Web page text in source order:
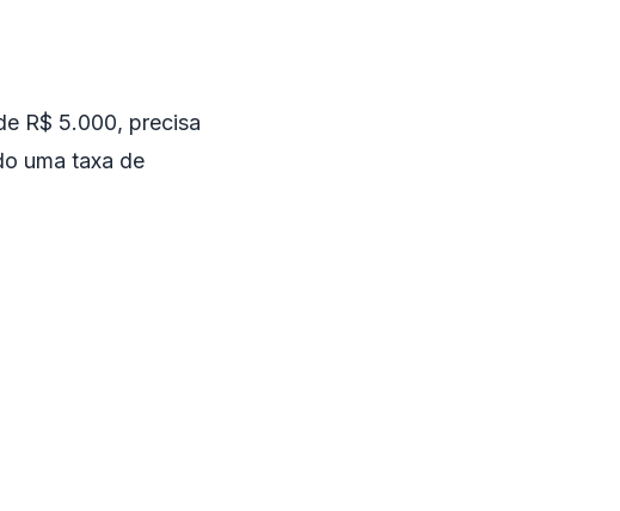
R$ 5.000, precisa
uma taxa de